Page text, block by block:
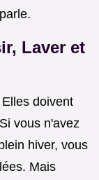
Laver et
doivent
vous n'avez
hiver, vous
Mais